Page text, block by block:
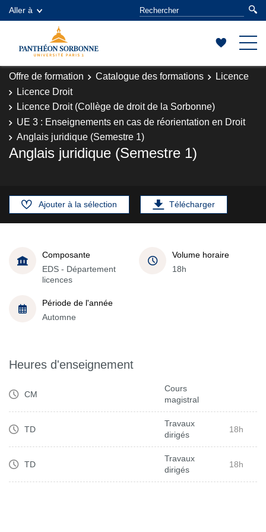
Aller à
Offre de formation Catalogue des formations
Licence
Licence Droit
Licence Droit (Collège de droit de la Sorbonne)
UE 3 : Enseignements en cas de réorientation en Droit
Anglais juridique (Semestre 1)
Anglais juridique (Semestre 1)
Ajouter à la sélection Télécharger
Composante
EDS - Département
licences
Volume horaire
18h
Période de l'année
Automne
Heures d'enseignement
CM
Cours
magistral
TD
Travaux
dirigés
18h
TD
Travaux
dirigés
18h